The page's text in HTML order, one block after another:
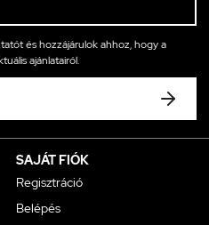
és hozzájárulok ahhoz, hogy a
ajánlatairól.
SAJÁT FIÓK
Regisztráció
Belépés